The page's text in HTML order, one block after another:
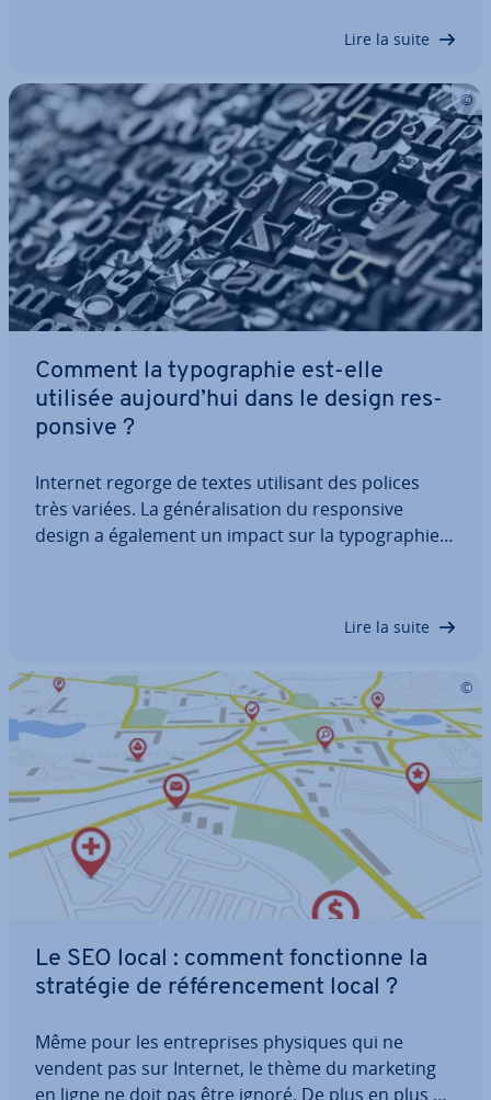
Lire la suite
Comment la ty­po­gra­phie est-elle
utilisée aujourd’hui dans le design res­
pon­sive ?
Internet regorge de textes utilisant des polices
très variées. La gé­né­ra­li­sa­tion du res­pon­sive
design a également un impact sur la ty­po­gra­phie
Lire la suite
Le SEO local : comment fonc­tionne la
stratégie de ré­fé­ren­ce­ment local ?
Même pour les en­tre­prises physiques qui ne
vendent pas sur Internet, le thème du marketing
en ligne ne doit pas être ignoré. De plus en plus de